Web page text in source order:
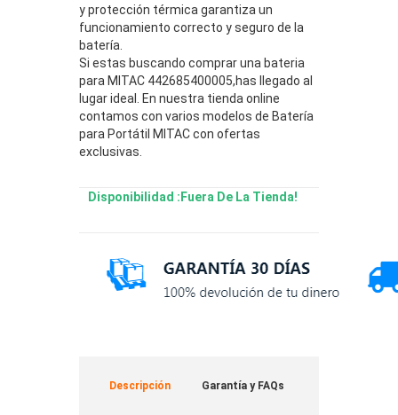
y protección térmica garantiza un
funcionamiento correcto y seguro de la
batería.
Si estas buscando comprar una bateria
para MITAC 442685400005,has llegado al
lugar ideal. En nuestra tienda online
contamos con varios modelos de Batería
para Portátil MITAC con ofertas
exclusivas.
Disponibilidad :Fuera De La Tienda!
Descripción Garantía y FAQs